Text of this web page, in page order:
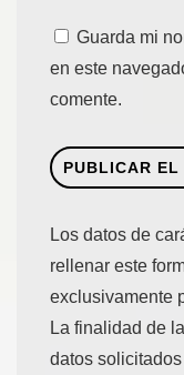
Guarda mi
en este
comente.
Los datos de
rellenar este
exclusivamente
La finalidad de
datos